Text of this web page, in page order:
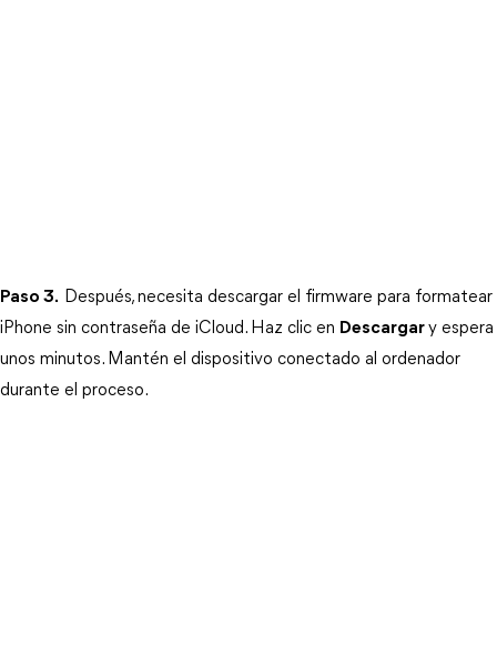
Paso 3. Después, necesita descargar el firmware para formatear
iPhone sin contraseña de iCloud. Haz clic en Descargary espera
unos minutos. Mantén el dispositivo conectado al ordenador
durante el proceso.